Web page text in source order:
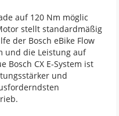
auf 120 Nm möglic
stellt standardmäßig
der Bosch eBike Flow
und die Leistung auf
Bosch CX E-System ist
und